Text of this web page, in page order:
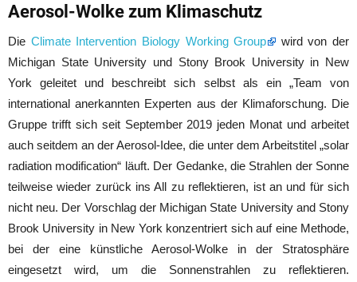
Aerosol-Wolke zum Klimaschutz
Die Climate Intervention Biology Working Group
wird von der
Michigan State University und Stony Brook University in New
York geleitet und beschreibt sich selbst als ein „Team von
international anerkannten Experten aus der Klimaforschung. Die
Gruppe trifft sich seit September 2019 jeden Monat und arbeitet
auch seitdem an der Aerosol-Idee, die unter dem Arbeitstitel „solar
radiation modification“ läuft. Der Gedanke, die Strahlen der Sonne
teilweise wieder zurück ins All zu reflektieren, ist an und für sich
nicht neu. Der Vorschlag der Michigan State University and Stony
Brook University in New York konzentriert sich auf eine Methode,
bei der eine künstliche Aerosol-Wolke in der Stratosphäre
eingesetzt wird, um die Sonnenstrahlen zu reflektieren.